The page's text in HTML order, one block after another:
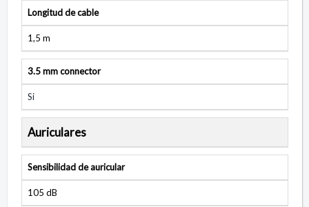
Longitud de cable
1,5 m
3.5 mm connector
Si
Auriculares
Sensibilidad de auricular
105 dB